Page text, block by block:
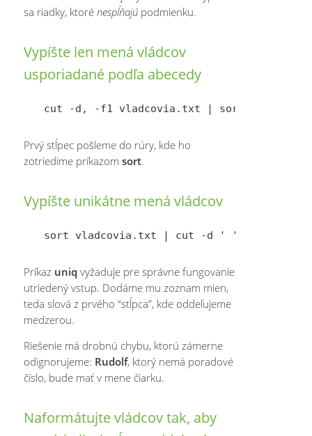
sa riadky, ktorénespĺňajú podmienku.
Vypíšte len mená vládcov
usporiadané podľa abecedy
Prvý stĺpec pošleme do rúry, kde ho
zotriedime príkazomsort.
Vypíšte unikátne mená vládcov
Príkaz uniq vyžaduje pre správne fungovanie
utriedený vstup. Dodáme mu zoznam mien,
teda slová z prvého “stĺpca”, kde oddeľujeme
medzerou.
Riešenie má drobnú chybu, ktorú zámerne
odignorujeme: Rudolf, ktorý nemá poradové
číslo, bude mať v mene čiarku.
Naformátujte vládcov tak, aby